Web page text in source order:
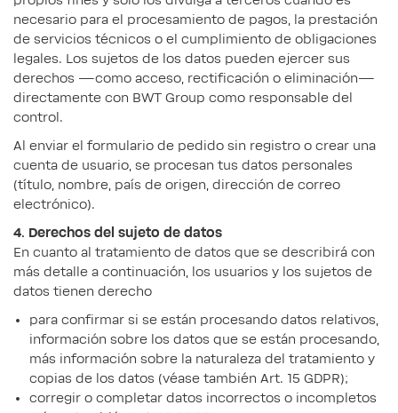
necesario para el procesamiento de pagos, la prestación
de servicios técnicos o el cumplimiento de obligaciones
legales. Los sujetos de los datos pueden ejercer sus
derechos —como acceso, rectificación o eliminación—
directamente con BWT Group como responsable del
control.
Al enviar el formulario de pedido sin registro o crear una
cuenta de usuario, se procesan tus datos personales
(título, nombre, país de origen, dirección de correo
electrónico).
4. Derechos del sujeto de datos
En cuanto al tratamiento de datos que se describirá con
más detalle a continuación, los usuarios y los sujetos de
datos tienen derecho
para confirmar si se están procesando datos relativos,
información sobre los datos que se están procesando,
más información sobre la naturaleza del tratamiento y
copias de los datos (véase también Art. 15 GDPR);
corregir o completar datos incorrectos o incompletos